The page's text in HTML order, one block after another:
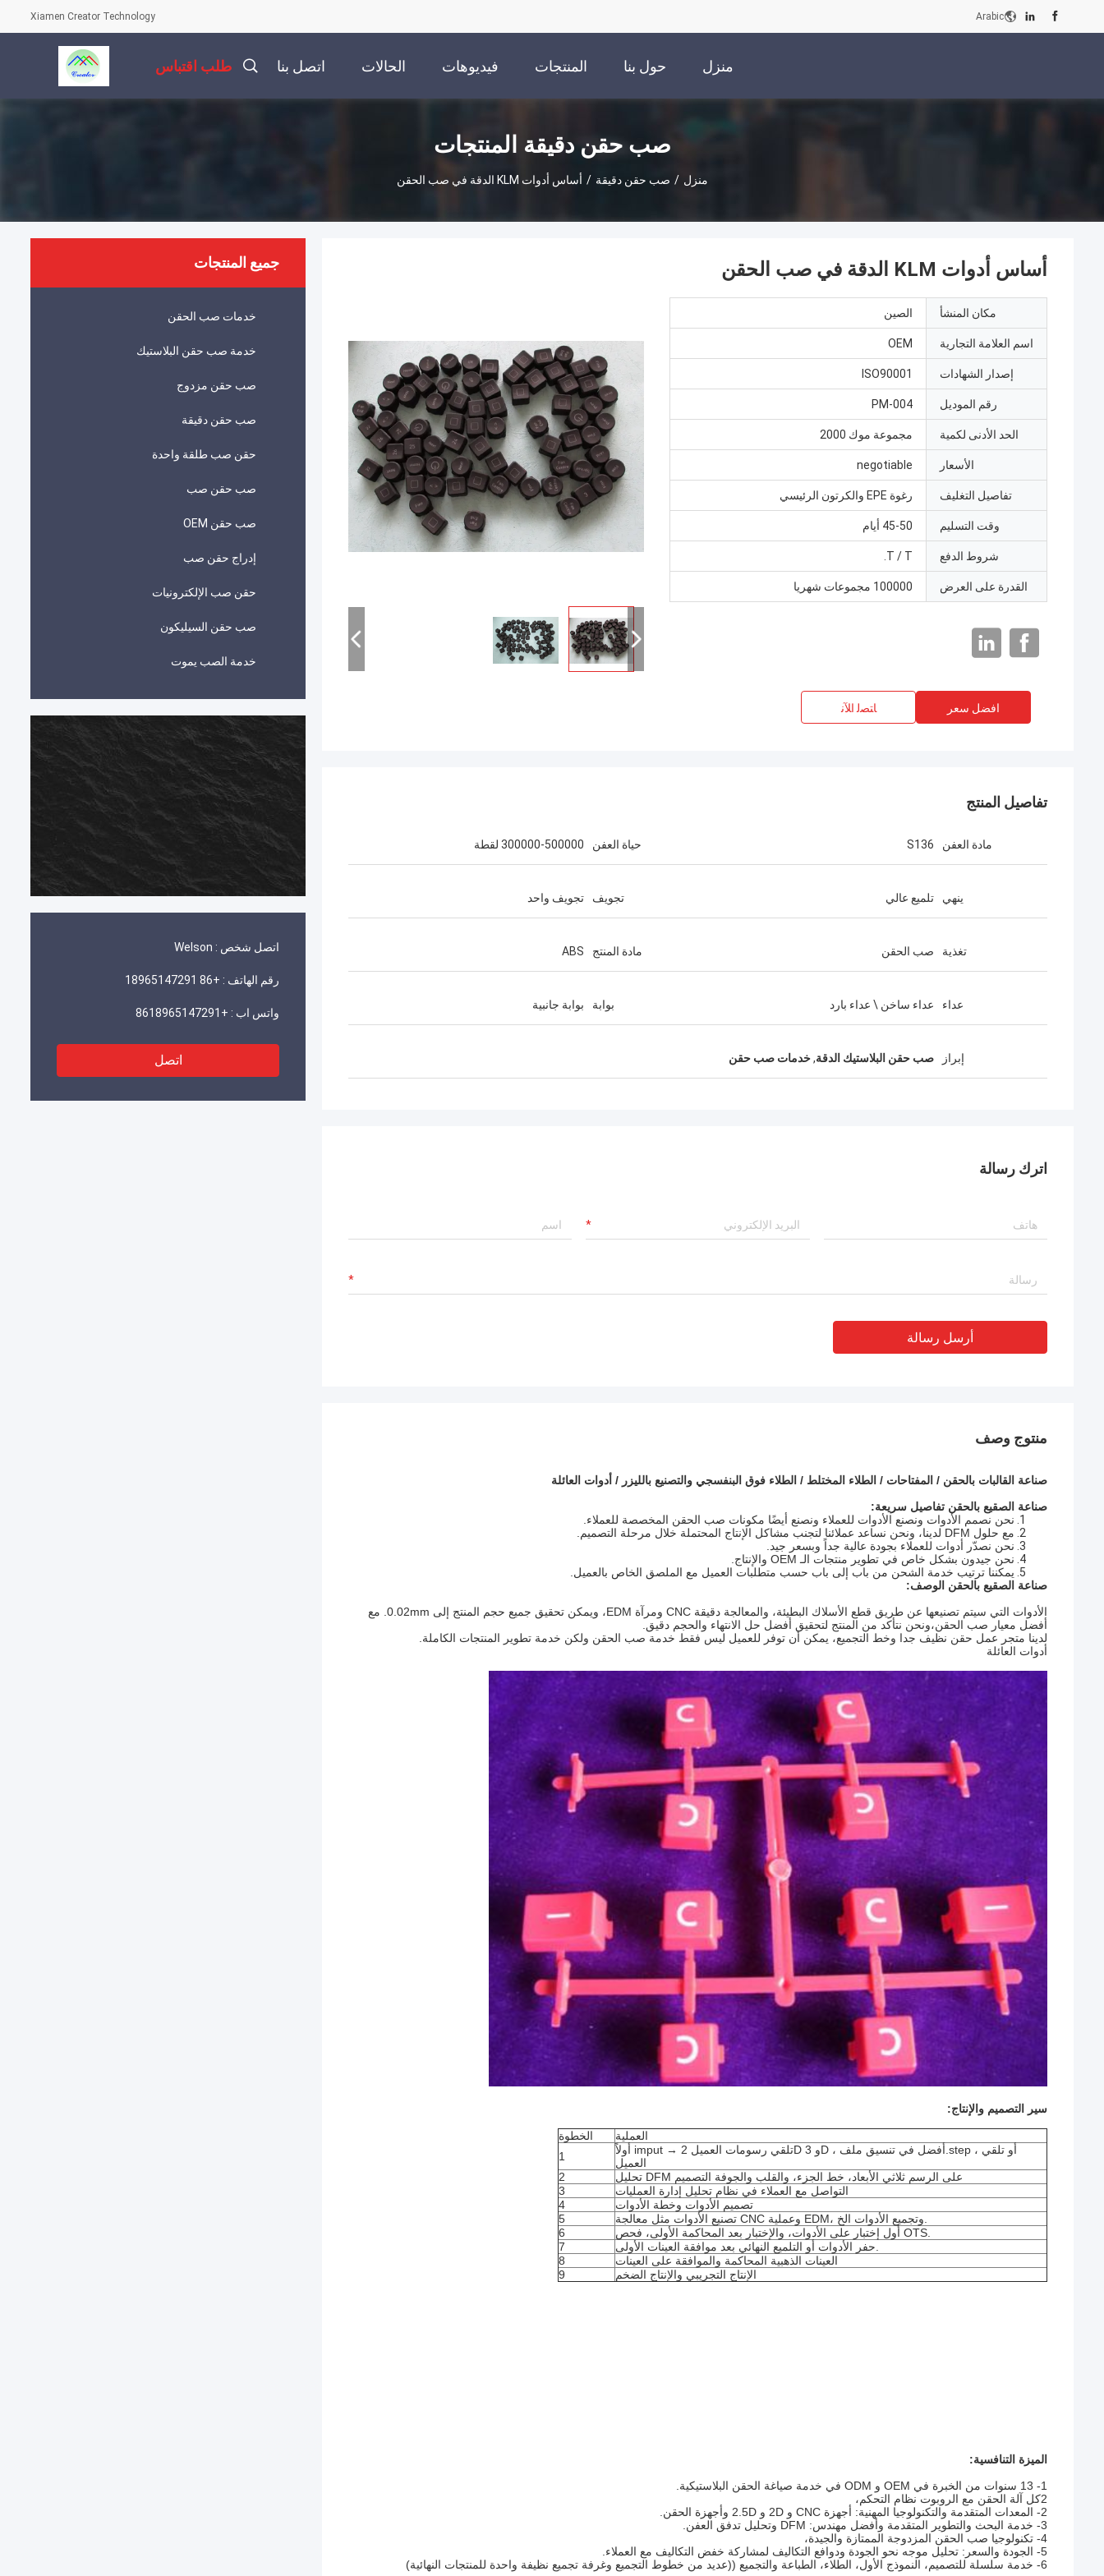
Xiamen Creator Technology Arabic
منزل حول بنا المنتجات فيديوهات الحالات اتصل بنا طلب اقتباس
صب حقن دقيقة المنتجات
منزل / صب حقن دقيقة / أساس أدوات KLM الدقة في صب الحقن
جميع المنتجات
خدمات صب الحقن
خدمة صب حقن البلاستيك
صب حقن مزدوج
صب حقن دقيقة
حقن صب طلقة واحدة
صب حقن صب
صب حقن OEM
إدراج حقن صب
حقن صب الإلكترونيات
صب حقن السيليكون
خدمة الصب يموت
اتصل شخص : Welson
رقم الهاتف : +86 18965147291
واتس اب : +8618965147291
اتصل
أساس أدوات KLM الدقة في صب الحقن
مكان المنشأ الصين
اسم العلامة التجارية OEM
إصدار الشهادات ISO90001
رقم الموديل PM-004
الحد الأدنى لكمية مجموعة موك 2000
الأسعار negotiable
تفاصيل التغليف رغوة EPE والكرتون الرئيسي
وقت التسليم 45-50 أيام
شروط الدفع T / T.
القدرة على العرض 100000 مجموعات شهريا
افضل سعر ﺎﺘﺼﻟ ﺍﻶﻧ
تفاصيل المنتج
مادة العفن S136 حياة العفن 300000-500000 لقطة
ينهي تلميع عالي تجويف تجويف واحد
تغذية صب الحقن مادة المنتج ABS
عداء عداء ساخن \ عداء بارد بوابة بوابة جانبية
إبراز صب حقن البلاستيك الدقة,خدمات صب حقن
اترك رسالة
أرسل رسالة
منتوج وصف
صناعة القالبات بالحقن / المفتاحات / الطلاء المختلط / الطلاء فوق البنفسجي والتصنيع بالليزر / أدوات العائلة
صناعة الصقيع بالحقن تفاصيل سريعة:
نحن نصمم الأدوات ونصنع الأدوات للعملاء ونصنع أيضًا مكونات صب الحقن المخصصة للعملاء.
مع حلول DFM لدينا، ونحن نساعد عملائنا لتجنب مشاكل الإنتاج المحتملة خلال مرحلة التصميم.
نحن نصدّر أدوات للعملاء بجودة عالية جداً وبسعر جيد.
نحن جيدون بشكل خاص في تطوير منتجات الـ OEM والإنتاج.
يمكننا ترتيب خدمة الشحن من باب إلى باب حسب متطلبات العميل مع الملصق الخاص بالعميل.
صناعة الصقيع بالحقن الوصف:
الأدوات التي سيتم تصنيعها عن طريق قطع الأسلاك البطيئة، والمعالجة دقيقة CNC ومرآة EDM، ويمكن تحقيق جميع حجم المنتج إلى 0.02mm. مع
أفضل معيار صب الحقن،ونحن نتأكد من المنتج لتحقيق أفضل حل الانتهاء والحجم دقيق.
لدينا متجر عمل حقن نظيف جدا وخط التجميع، يمكن أن توفر للعميل ليس فقط خدمة صب الحقن ولكن خدمة تطوير المنتجات الكاملة.
أدوات العائلة
سير التصميم والإنتاج:
الخطوة
العملية
1
أولاً imput → تلقي رسومات العميل 2D و 3D ، أفضل في تنسيق ملف.step ، أو تلقي
العميل
2
تحليل DFM على الرسم ثلاثي الأبعاد، خط الجزء، والقلب والجوفة التصميم
3
التواصل مع العملاء في نظام تحليل إدارة العمليات
4
تصميم الأدوات وخطة الأدوات
5
6
أول إختبار على الأدوات، والإختبار بعد المحاكمة الأولى، فحص OTS.
7
8
العينات الذهبية المحاكمة والموافقة على العينات
9
الإنتاج التجريبي والإنتاج الضخم
الميزة التنافسية:
1- 13 سنوات من الخبرة في OEM و ODM في خدمة صياغة الحقن البلاستيكية.
2كل آلة الحقن مع الروبوت نظام التحكم،
2- المعدات المتقدمة والتكنولوجيا المهنية: أجهزة CNC و 2D و 2.5D وأجهزة الحقن.
3- خدمة البحث والتطوير المتقدمة وأفضل مهندس: DFM وتحليل تدفق العفن.
4- تكنولوجيا صب الحقن المزدوجة الممتازة والجيدة،
5- الجودة والسعر: تحليل موجه نحو الجودة ودوافع التكاليف لمشاركة خفض التكاليف مع العملاء.
6- خدمة سلسلة للتصميم، النموذج الأول، الطلاء، الطباعة والتجميع ((عديد من خطوط التجميع وغرفة تجميع نظيفة واحدة للمنتجات النهائية)